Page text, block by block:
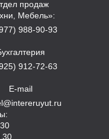
продаж
Мебель»:
988-90-93
912-72-63
E-mail